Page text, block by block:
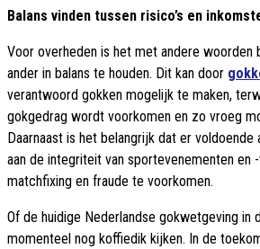
Balans vinden tussen risico’s en
Voor overheden is het met andere woorden
ander in balans te houden. Dit kan door
verantwoord gokken mogelijk te maken,
gokgedrag wordt voorkomen en zo vroeg
Daarnaast is het belangrijk dat er
aan de integriteit van sportevenementen en
matchfixing en fraude te voorkomen.
Of de huidige Nederlandse gokwetgeving in
momenteel nog koffiedik kijken. In de